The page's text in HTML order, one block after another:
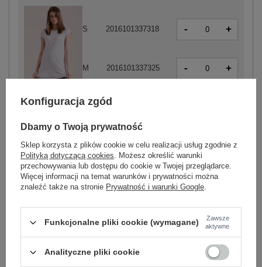
S 2016101337318 - +
M 2016101337325 - +
S 2016101337226 -
Zobacz wszystkie kolory (+2)
Konfiguracja zgód
Dbamy o Twoją prywatność
Sklep korzysta z plików cookie w celu realizacji usług zgodnie z
Polityką dotyczącą cookies. Możesz określić warunki
przechowywania lub dostępu do cookie w Twojej przeglądarce.
Więcej informacji na temat warunków i prywatności można
znaleźć także na stronie Prywatność i warunki Google.
Funkcjonalne pliki cookie (wymagane)
Zawsze
aktywne
Analityczne pliki cookie